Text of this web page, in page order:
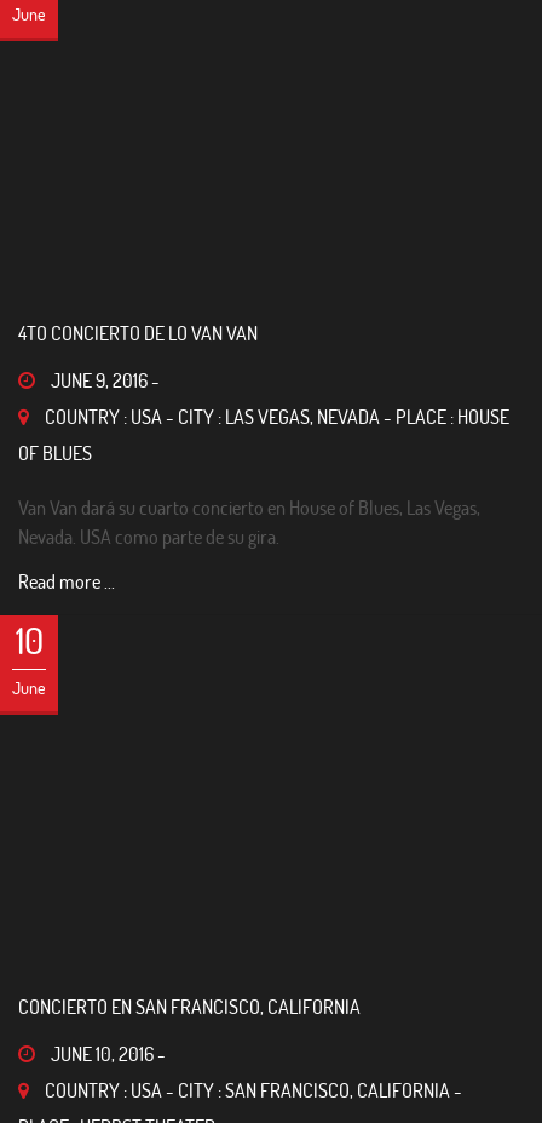
June
4TO CONCIERTO DE LO VAN VAN
JUNE 9, 2016-
COUNTRY : USA - CITY : LAS VEGAS, NEVADA - PLACE : HOUSE
OF BLUES
Van Van dará su cuarto concierto en House of Blues, Las Vegas,
Nevada. USA como parte de su gira.
Read more ...
10
June
CONCIERTO EN SAN FRANCISCO, CALIFORNIA
JUNE 10, 2016-
COUNTRY : USA - CITY : SAN FRANCISCO, CALIFORNIA -